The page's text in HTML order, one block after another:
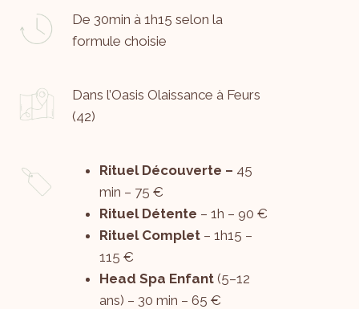
De 30min à 1h15 selon la
formule choisie
Dans l’Oasis Olaissance à Feurs
(42)
Rituel Découverte – 45
min – 75 €
Rituel Détente – 1h – 90 €
Rituel Complet – 1h15 –
115 €
Head Spa Enfant (5–12
ans) – 30 min – 65 €